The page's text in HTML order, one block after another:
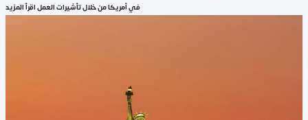
في أمريكا من خلال تأشيرات العمل اقرأ المزيد